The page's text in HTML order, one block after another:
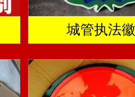
城管执法徽